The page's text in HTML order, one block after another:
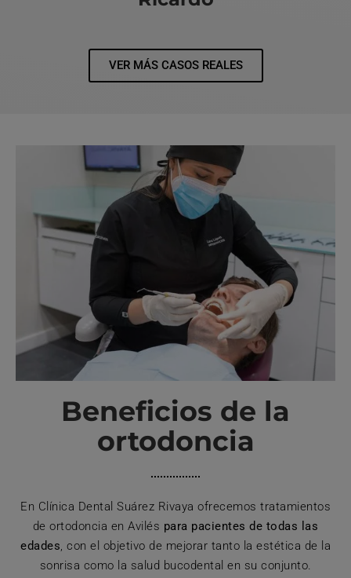
VER MÁS CASOS REALES
Beneficios de la
ortodoncia
En Clínica Dental Suárez Rivaya ofrecemos tratamientos
de ortodoncia en Avilés para pacientes de todas las
edades, con el objetivo de mejorar tanto la estética de la
sonrisa como la salud bucodental en su conjunto.